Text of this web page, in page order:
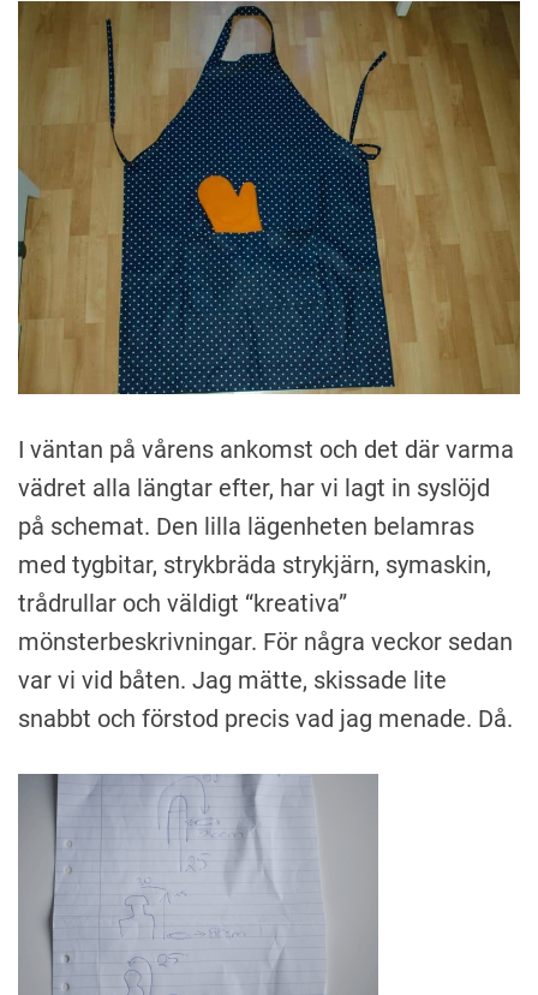
A
n
k
i
I väntan på vårens ankomst och det där varma
vädret alla längtar efter, har vi lagt in syslöjd
på schemat. Den lilla lägenheten belamras
med tygbitar, strykbräda strykjärn, symaskin,
trådrullar och väldigt “kreativa”
mönsterbeskrivningar. För några veckor sedan
var vi vid båten. Jag mätte, skissade lite
snabbt och förstod precis vad jag menade. Då.